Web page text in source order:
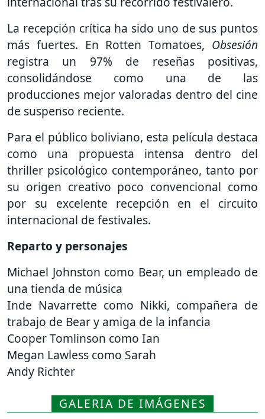
La recepción crítica ha sido uno de sus puntos
más fuertes. En Rotten Tomatoes, Obsesión
registra un 97% de reseñas positivas,
consolidándose como una de las
producciones mejor valoradas dentro del cine
de suspenso reciente.
Para el público boliviano, esta película destaca
como una propuesta intensa dentro del
thriller psicológico contemporáneo, tanto por
su origen creativo poco convencional como
por su excelente recepción en el circuito
internacional de festivales.
Reparto y personajes
Michael Johnston como Bear, un empleado de
una tienda de música
Inde Navarrette como Nikki, compañera de
trabajo de Bear y amiga de la infancia
Cooper Tomlinson como Ian
Megan Lawless como Sarah
Andy Richter
GALERIA DE IMÁGENES